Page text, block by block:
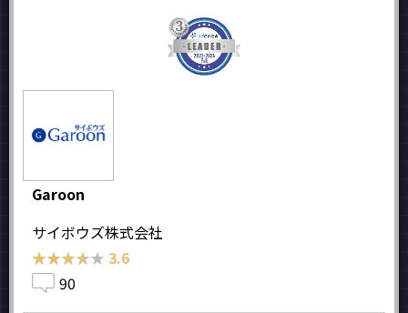
Garoon
サイボウズ株式会社
★★★★★
★★★★★ 3.6
90